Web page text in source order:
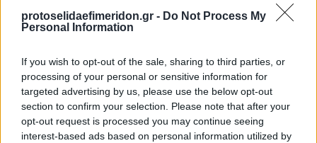
protoselidaefimeridon.gr - Do Not Process My
Personal Information
If you wish to opt-out of the sale, sharing to third parties, or
processing of your personal or sensitive information for
targeted advertising by us, please use the below opt-out
section to confirm your selection. Please note that after your
opt-out request is processed you may continue seeing
interest-based ads based on personal information utilized by